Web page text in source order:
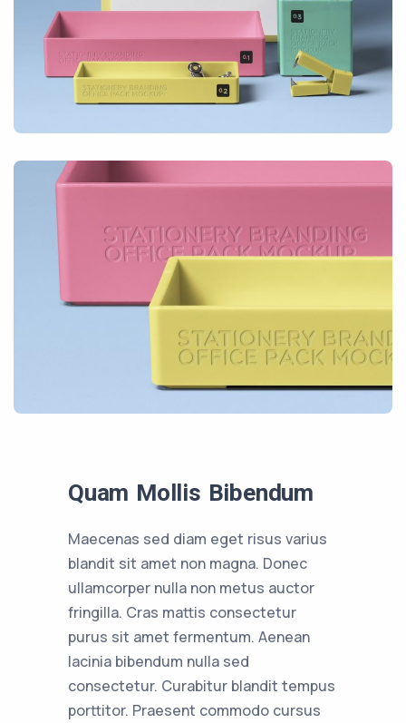
Quam Mollis Bibendum
Maecenas sed diam eget risus varius
blandit sit amet non magna. Donec
ullamcorper nulla non metus auctor
fringilla. Cras mattis consectetur
purus sit amet fermentum. Aenean
lacinia bibendum nulla sed
consectetur. Curabitur blandit tempus
porttitor. Praesent commodo cursus